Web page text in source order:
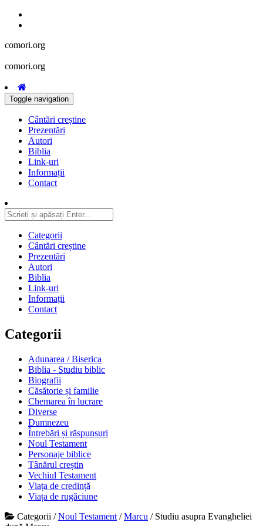
comori.org
comori.org
Toggle navigation
Cântări creștine
Prezentări
Autori
Biblia
Link-uri
Informații
Contact
Categorii
Cântări creștine
Prezentări
Autori
Biblia
Link-uri
Informații
Contact
Categorii
Adunarea / Biserica
Biblia - Studiu biblic
Biografii
Căsătorie și familie
Chemarea în lucrare
Diverse
Dumnezeu
Întrebări și răspunsuri
Noul Testament
Personaje biblice
Tânărul creștin
Vechiul Testament
Viața de credință
Viața de rugăciune
Categorii /Noul Testament /Marcu / Studiu asupra Evangheliei